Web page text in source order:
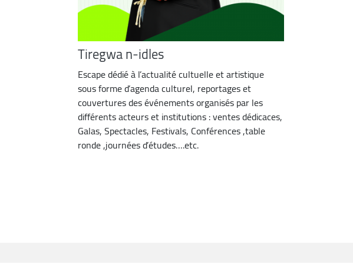
Tiregwa n-idles
Escape dédié à l’actualité cultuelle et artistique
sous forme d’agenda culturel, reportages et
couvertures des événements organisés par les
différents acteurs et institutions : ventes dédicaces,
Galas, Spectacles, Festivals, Conférences ,table
ronde ,journées d’études….etc.